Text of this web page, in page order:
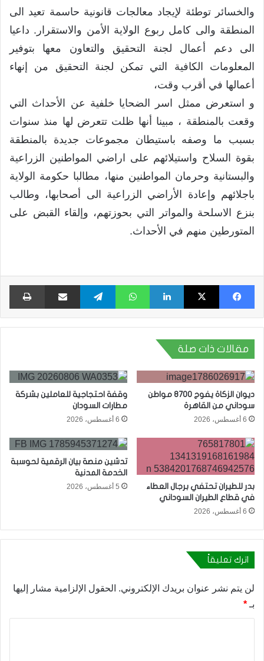
والخسائر توطئة لإيجاد معالجات قانونية حاسمة تعيد الى
المنطقة والى كامل ربوع الولاية الأمن والاستقرار. داعيا
الى دعم أعمال لجنة التحقيق والتعاون معها بتوفير
المعلومات الكافية التي تمكن لجنة التحقيق من إنهاء
أعمالها في أقرب وقت،
و استعرض ممثل اسر الضحايا خلفية عن الأحداث التي
وقعت بالمنطقة ، مبينا أنها ظلت تتعرض لها منذ سنوات
بسبب ما وصفه باستيطان مجموعات جديدة بالمنطقة
بقوة السلاح واستيلائهم على اراضي المواطنين الزراعية
والبستانية وحرمان المواطنين منها، مطالبا حكومة الولاية
باجلائهم وإعادة الأراضي الزراعية الى أصحابها، وطالب
بنزع الاسلحة والمواتر التي بحوزتهم، وإلقاء القبض على
المتورطين منهم في الأحداث.
فيسبوك X لينكدإن واتساب تيلقرام مشاركة عبر البريد
مقالات ذات صلة
ديوان الزكاة يفوج 8700 مواطن
سوداني من القاهرة
6 أغسطس، 2026
وقفة احتجاجية للعاملين بشركة
مطارات السودان
6 أغسطس، 2026
بدر للطيران تحتفي برجال العطاء
في قطاع الطيران السوداني
6 أغسطس، 2026
تدشين منصة بيان الرقمية لحوسبة
الخدمة المدنية
5 أغسطس، 2026
اترك تعليقاً
لن يتم نشر عنوان بريدك الإلكتروني. الحقول الإلزامية مشار إليها
بـ *